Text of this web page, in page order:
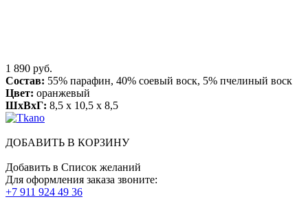
1 890 руб.
Состав: 55% парафин, 40% соевый воск, 5% пчелиный воск
Цвет: оранжевый
ШхВхГ: 8,5 x 10,5 x 8,5
ДОБАВИТЬ В КОРЗИНУ
Добавить в Список желаний
Для оформления заказа звоните:
+7 911 924 49 36